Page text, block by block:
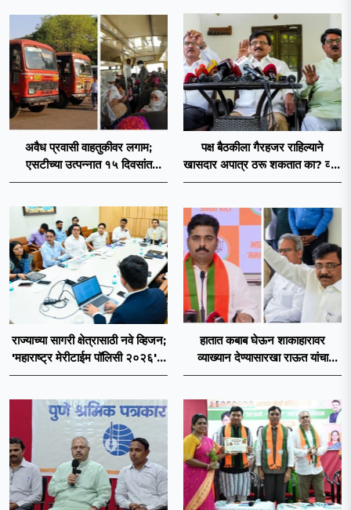
अवैध प्रवासी वाहतुकीवर लगाम;
एसटीच्या उत्पन्नात १५ दिवसांत
४३.८३ कोटींची वाढ!
पक्ष बैठकीला गैरहजर राहिल्याने
खासदार अपात्र ठरू शकतात का? व्हीप
आणि कायदा नेमकं काय सांगतो?
राज्याच्या सागरी क्षेत्रासाठी नवे व्हिजन;
'महाराष्ट्र मेरीटाईम पॉलिसी २०२६'चा
प्रस्ताव
हातात कबाब घेऊन शाकाहारावर
व्याख्यान देण्यासारखा राऊत यांचा
प्रयत्न - नवनाथ बन